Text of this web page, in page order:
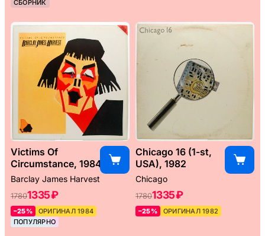
СБОРНИК
Victims Of
Circumstance, 1984
Barclay James Harvest
17801335 ₽
–25%
ОРИГИНАЛ 1984
ПОПУЛЯРНО
Chicago 16 (1-st,
USA), 1982
Chicago
17801335 ₽
–25% ОРИГИНАЛ 1982